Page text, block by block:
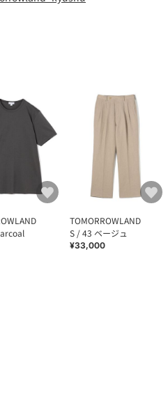
TOMORROWLAND
S / 43 ベージュ
¥33,000